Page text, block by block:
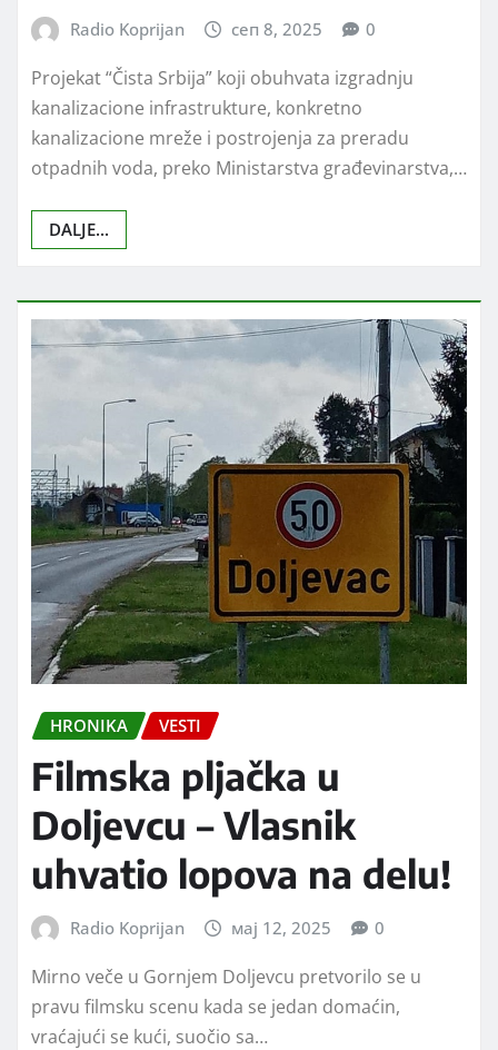
Radio Koprijan сеп 8, 2025 0
Projekat “Čista Srbija” koji obuhvata izgradnju
kanalizacione infrastrukture, konkretno
kanalizacione mreže i postrojenja za preradu
otpadnih voda, preko Ministarstva građevinarstva,…
DALJE...
HRONIKA VESTI
Filmska pljačka u
Doljevcu – Vlasnik
uhvatio lopova na delu!
Radio Koprijan мај 12, 2025 0
Mirno veče u Gornjem Doljevcu pretvorilo se u
pravu filmsku scenu kada se jedan domaćin,
vraćajući se kući, suočio sa…